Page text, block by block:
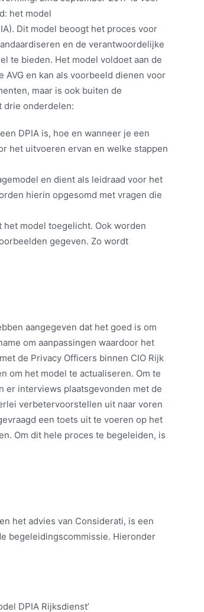
het model
Dit model beoogt het proces voor
en de verantwoordelijke
te bieden. Het model voldoet aan de
en kan als voorbeeld dienen voor
maar is ook buiten de
drie onderdelen:
DPIA is, hoe en wanneer je een
het uitvoeren ervan en welke stappen
en dient als leidraad voor het
hierin opgesomd met vragen die
model toegelicht. Ook worden
gegeven. Zo wordt
aangegeven dat het goed is om
om aanpassingen waardoor het
de Privacy Officers binnen CIO Rijk
om het model te actualiseren. Om te
er interviews plaatsgevonden met de
verbetervoorstellen uit naar voren
een toets uit te voeren op het
Om dit hele proces te begeleiden, is
het advies van Considerati, is een
begeleidingscommissie. Hieronder
DPIA Rijksdienst’